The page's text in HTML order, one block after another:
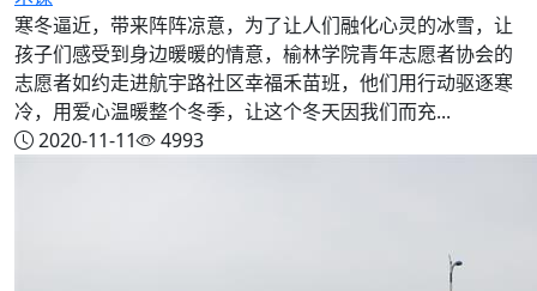
寒冬逼近，带来阵阵凉意，为了让人们融化心灵的冰雪，让
孩子们感受到身边暖暖的情意，榆林学院青年志愿者协会的
志愿者如约走进航宇路社区幸福禾苗班，他们用行动驱逐寒
冷，用爱心温暖整个冬季，让这个冬天因我们而充...
2020-11-11
4993